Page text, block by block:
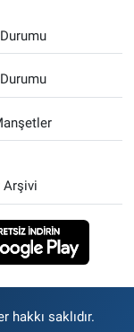
Arşivi
hakkı saklıdır.